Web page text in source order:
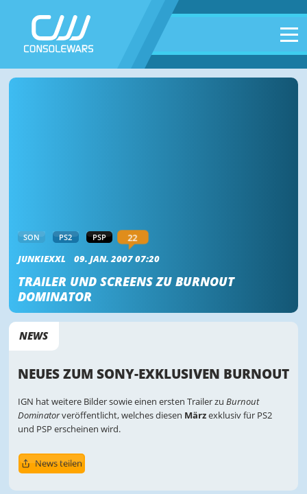
SON PS2 PSP 22
JUNKIEXXL 09. JAN. 2007 07:20
TRAILER UND SCREENS ZU BURNOUT
DOMINATOR
NEWS
NEUES ZUM SONY-EXKLUSIVEN BURNOUT
IGN hat weitere Bilder sowie einen ersten Trailer zu Burnout
Dominatorveröffentlicht, welches diesen Märzexklusiv für PS2
und PSP erscheinen wird.
News teilen